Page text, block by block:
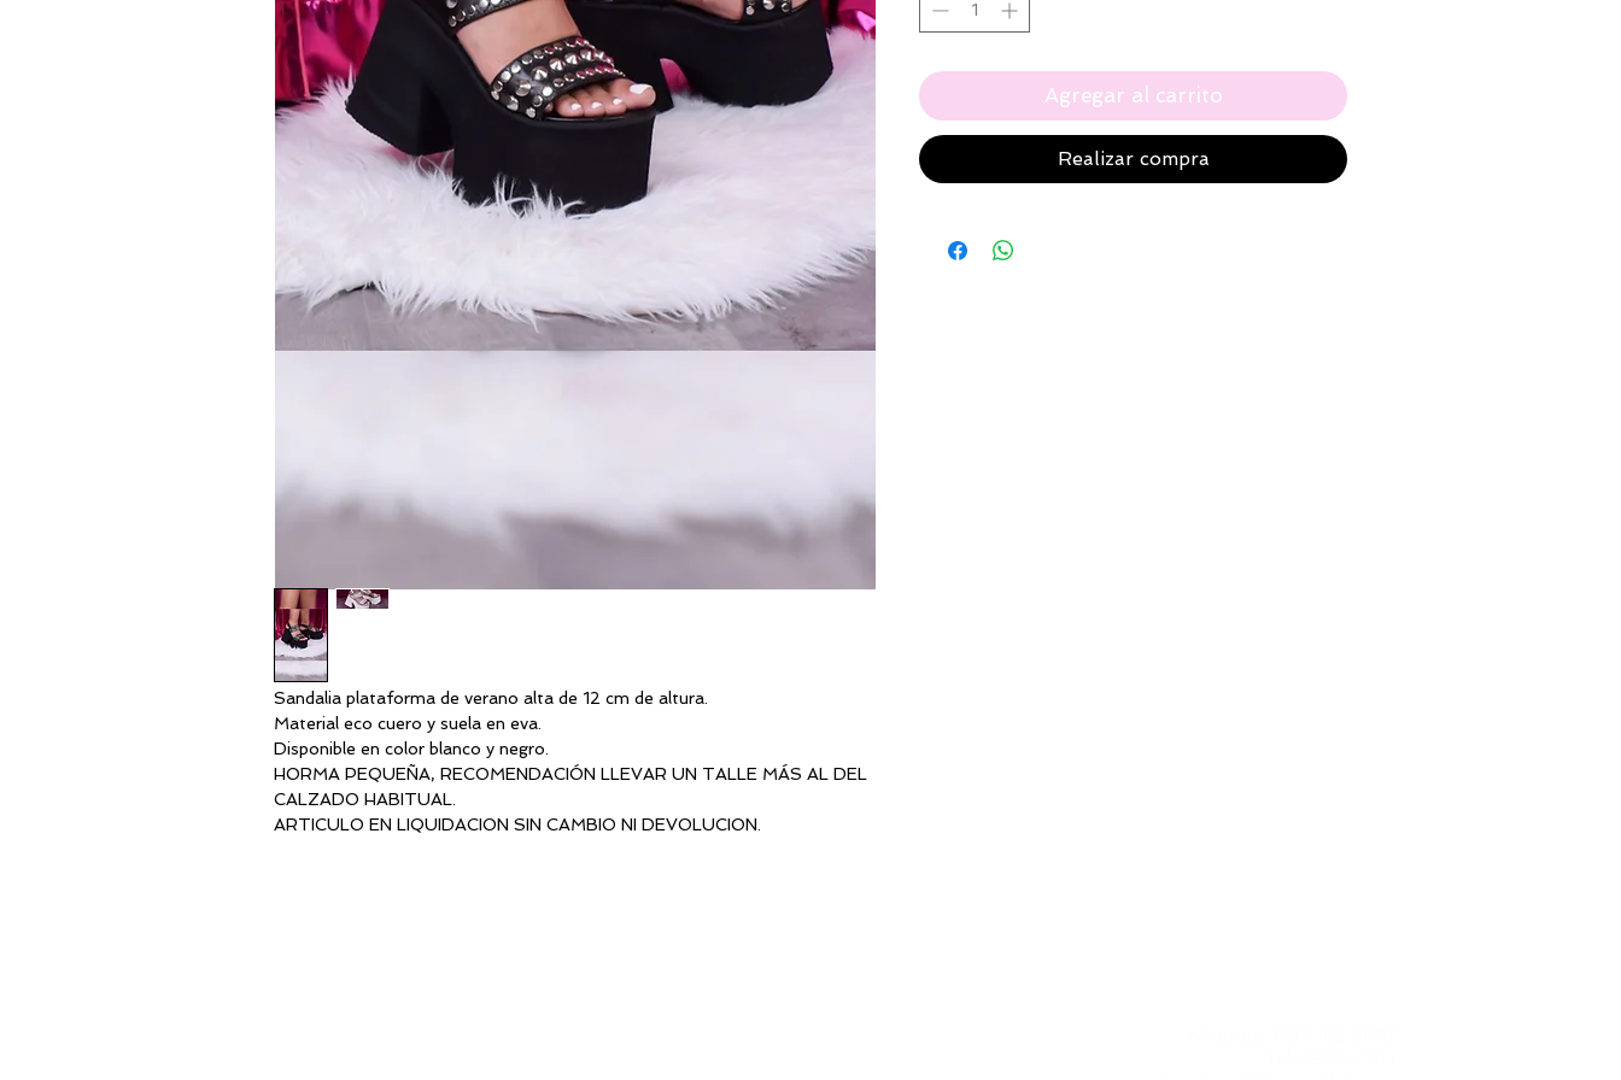
Sandalia plataforma de verano alta de 12 cm de altura.
Material eco cuero y suela en eva.
Disponible en color blanco y negro.
HORMA PEQUEÑA, RECOMENDACIÓN LLEVAR UN TALLE MÁS AL DEL
CALZADO HABITUAL.
ARTICULO EN LIQUIDACION SIN CAMBIO NI DEVOLUCION.
Agregar al carrito
Realizar compra